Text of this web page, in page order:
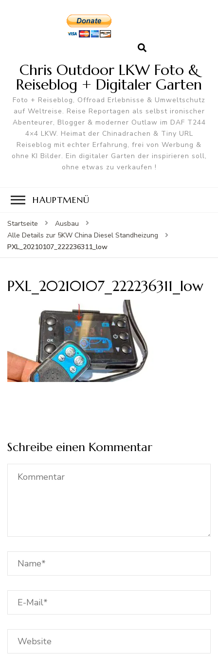
Chris Outdoor LKW Foto &
Reiseblog + Digitaler Garten
Foto + Reiseblog, Offroad Erlebnisse & Umweltschutz
auf Weltreise. Reise Reportagen als selbst ironischer
Abenteurer, Blogger & moderner Outlaw im DAF T244
4×4 LKW. Heimat der Chinadrachen & Tiny URL
Reiseblog mit echter Erfahrung, frei von Werbung &
ohne KI Bilder. Ein digitaler Garten der inspirieren soll,
ohne etwas zu verkaufen !
HAUPTMENÜ
Startseite
Ausbau
Alle Details zur 5KW China Diesel Standheizung
PXL_20210107_222236311_low
PXL_20210107_222236311_low
Schreibe einen Kommentar